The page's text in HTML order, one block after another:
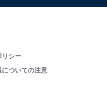
リシー
についての注意